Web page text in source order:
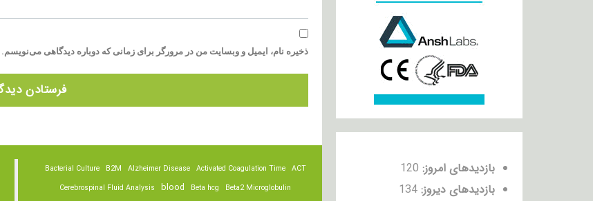
بازدیدهای امروز: 120
بازدیدهای دیروز: 134
ذخیره نام، ایمیل و وبسایت من در مرورگر برای زمانی که دوباره دیدگاهی می‌نویسم.
ACT
Activated Coagulation Time
Alzheimer Disease
B2M
Bacterial Culture
Beta2 Microglobulin
Beta hcg
blood
Cerebrospinal Fluid Analysis